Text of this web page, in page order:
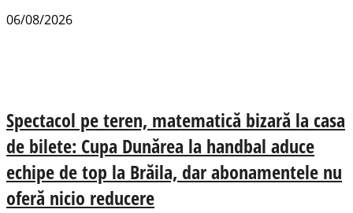
06/08/2026
Spectacol pe teren, matematică bizară la casa
de bilete: Cupa Dunărea la handbal aduce
echipe de top la Brăila, dar abonamentele nu
oferă nicio reducere